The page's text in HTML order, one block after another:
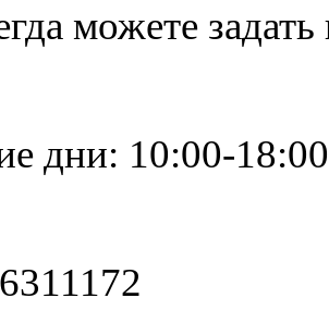
можете
дни: 10:00-18:00